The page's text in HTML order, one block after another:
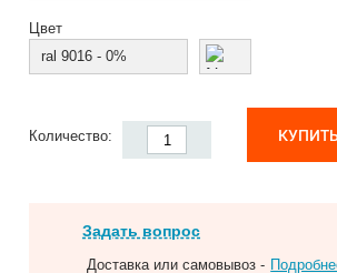
Цвет
ral 9016 - 0%
Количество:
Задать вопрос
Доставка или самовывоз -